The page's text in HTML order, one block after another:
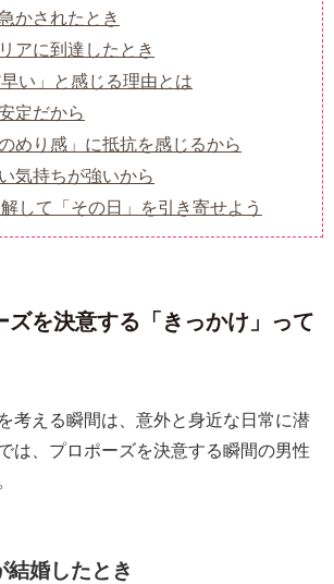
かされたとき
アに到達したとき
い」と感じる理由とは
定だから
めり感」に抵抗を感じるから
気持ちが強いから
して「その日」を引き寄せよう
ズを決意する「きっかけ」って
考える瞬間は、意外と身近な日常に潜
は、プロポーズを決意する瞬間の男性
結婚したとき